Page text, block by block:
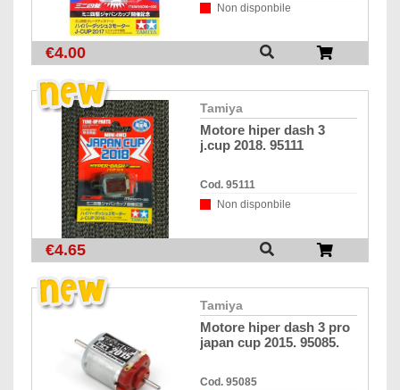
Non disponbile
€4.00
tamiya
motore hiper dash 3
j.cup 2018. 95111
Cod. 95111
Non disponbile
€4.65
tamiya
motore hiper dash 3 pro
japan cup 2015. 95085.
Cod. 95085